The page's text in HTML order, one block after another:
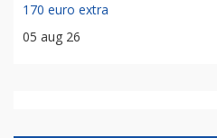
170 euro extra
05 aug 26